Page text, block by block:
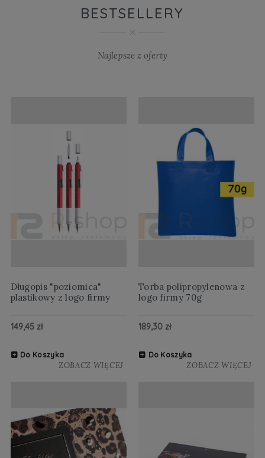
BESTSELLERY
Najlepsze z oferty
Długopis "poziomica"
plastikowy z logo firmy
149,45 zł
Do Koszyka
ZOBACZ WIĘCEJ
Torba polipropylenowa z
logo firmy 70g
189,30 zł
Do Koszyka
ZOBACZ WIĘCEJ